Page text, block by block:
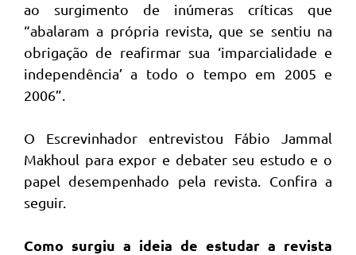
ao surgimento de inúmeras críticas que
“abalaram a própria revista, que se sentiu na
obrigação de reafirmar sua ‘imparcialidade e
independência’ a todo o tempo em 2005 e
2006”.
O Escrevinhador entrevistou Fábio Jammal
Makhoul para expor e debater seu estudo e o
papel desempenhado pela revista. Confira a
seguir.
Como surgiu a ideia de estudar a revista